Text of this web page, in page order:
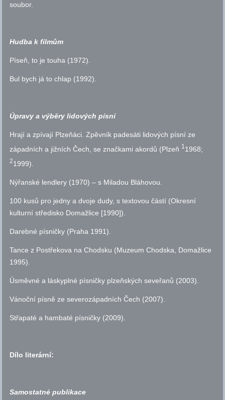
soubor.
Hudba k filmům
Píseň, to je touha (1972).
Bul bych já to chlap (1992).
Úpravy a výběry lidových písní
Hrají a zpívají Plzeňáci. Zpěvník padesáti lidových písní ze
západních a jižních Čech, se značkami akordů (Plzeň 1 1968;
21999).
Nýřanské lendlery (1970) – s Miladou Bláhovou.
100 kusů pro jedny a dvoje dudy, s textovou částí (Okresní
kulturní středisko Domažlice [1990]).
Darebné písničky (Praha 1991).
Tance z Postřekova na Chodsku (Muzeum Chodska, Domažlice
1995).
Úsměvné a láskyplné písničky plzeňských seveřanů (2003).
Vánoční písně ze severozápadních Čech (2007).
Střapaté a hambaté písničky (2009).
Dílo literární:
Samostatné publikace